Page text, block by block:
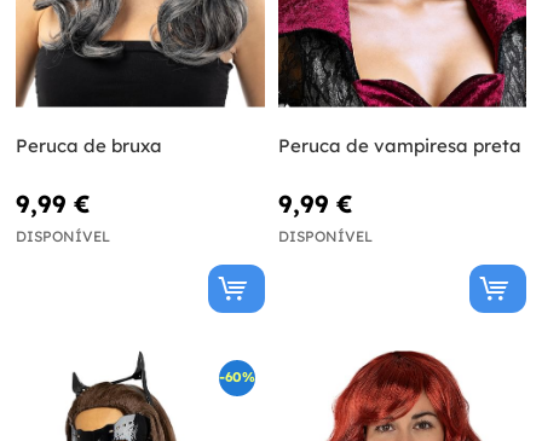
Peruca de bruxa
9,99 €
DISPONÍVEL
Peruca de vampiresa preta
9,99 €
DISPONÍVEL
-60%